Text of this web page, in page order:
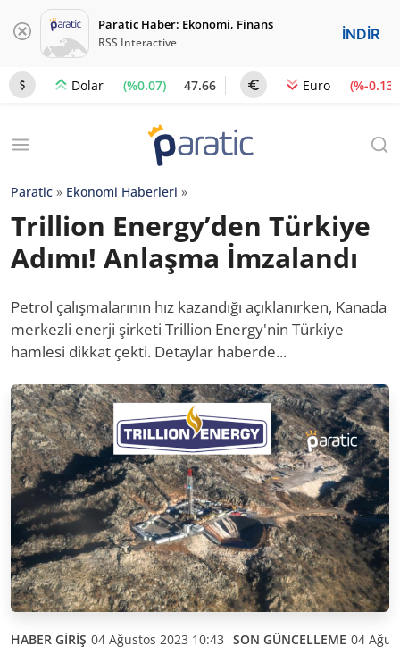
Paratic Haber: Ekonomi, Finans
RSS Interactive İNDİR
Dolar (%0.07) 47.66 Euro (%-0.13)
Paratic » Ekonomi Haberleri »
Trillion Energy’den Türkiye
Adımı! Anlaşma İmzalandı
Petrol çalışmalarının hız kazandığı açıklanırken, Kanada
merkezli enerji şirketi Trillion Energy'nin Türkiye
hamlesi dikkat çekti. Detaylar haberde...
HABER GİRİŞ 04 Ağustos 2023 10:43 SON GÜNCELLEME 04